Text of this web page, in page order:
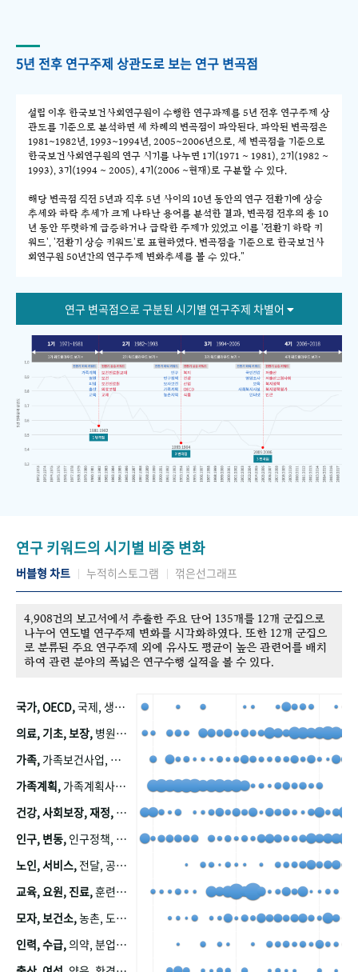
5년 전후 연구주제 상관도로 보는 연구 변곡점
설립 이후 한국보건사회연구원이 수행한 연구과제를 5년 전후 연구주제 상
관도를 기준으로 분석하면 세 차례의 변곡점이 파악된다. 파악된 변곡점은
1981~1982년, 1993~1994년, 2005~2006년으로, 세 변곡점을 기준으로
한국보건사회연구원의 연구 시기를 나누면 1기(1971 ~ 1981), 2기(1982 ~
1993), 3기(1994 ~ 2005), 4기(2006 ~현재)로 구분할 수 있다.
해당 변곡점 직전 5년과 직후 5년 사이의 10년 동안의 연구 전환기에 상승
추세와 하락 추세가 크게 나타난 용어를 분석한 결과, 변곡점 전후의 총 10
년 동안 뚜렷하게 급증하거나 급락한 주제가 있었고 이를 '전환기 하락 키
워드', '전환기 상승 키워드'로 표현하였다. 변곡점을 기준으로 한국보건사
회연구원 50년간의 연구주제 변화추세를 볼 수 있다."
연구 변곡점으로 구분된 시기별 연구주제 차별어
연구 키워드의 시기별 비중 변화
버블형 차트 누적히스토그램 꺾은선그래프
4,908건의 보고서에서 추출한 주요 단어 135개를 12개 군집으로
나누어 연도별 연구주제 변화를 시각화하였다. 또한 12개 군집으
로 분류된 주요 연구주제 외에 유사도 평균이 높은 관련어를 배치
하여 관련 분야의 폭넓은 연구수행 실적을 볼 수 있다.
국가, OECD,국제, 생산, 아시아, 태평양, 태평양지역, 참가
의료, 기초, 보장, 병원, 가정, 연금, 연계, 공적, 일본, 생활, 국민기초생활보장제도, 국민연금, 기금, 저소득층, 근로, 자활, 급여, 환자, 의료비, 모니터링, 한국복지패널, 소득, 지표, 빈곤, 노후, 장애인
가족, 가족보건사업, 산업, 친화, 전국, 출산력
가족계획, 가족계획사업, 가족계획사업평가, 한국가족계획사업, 피임, 보급, 부인, 자궁, 피임약
건강, 사회보장, 재정,
인구, 변동, 인구정책, 저출산, 고령사회, 고령화, 이동, 남북한, 지방자치단체, 컨설팅, 복지정책평가, 집, 사회개발
노인, 서비스, 전달, 공공, 보육, 수요, 공급, 사회서비스, 데이터, 보호, 요양, 아동, 예방, 청소년, 효율, 자원
교육, 요원, 진료,훈련, 보건요원, 마을, 마을건강사업, 보조원, 진료원, 보건진료원, 보건진료원교재
모자, 보건소,농촌, 도시, 금연, 농촌지역, 모자보건사업
인력, 수급,의약, 분업, 식품, 의약품, 의사, 안전